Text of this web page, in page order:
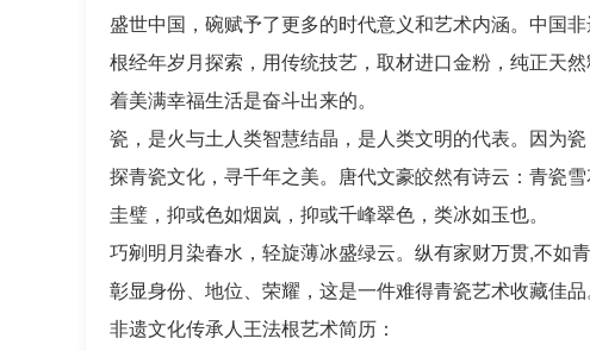
盛世中国，碗赋予了更多的时代意义和艺术内涵。中国
根经年岁月探索，用传统技艺，取材进口金粉，纯正天
着美满幸福生活是奋斗出来的。
瓷，是火与土人类智慧结晶，是人类文明的代表。因为
探青瓷文化，寻千年之美。唐代文豪皎然有诗云：青瓷
圭璧，抑或色如烟岚，抑或千峰翠色，类冰如玉也。
巧剜明月染春水，轻旋薄冰盛绿云。纵有家财万贯,不如
彰显身份、地位、荣耀，这是一件难得青瓷艺术收藏佳品
非遗文化传承人王法根艺术简历：